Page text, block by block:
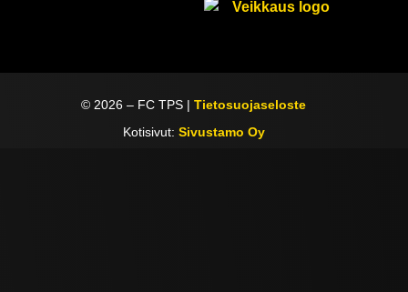
© 2026 – FC TPS |Tietosuojaseloste
Kotisivut: Sivustamo Oy